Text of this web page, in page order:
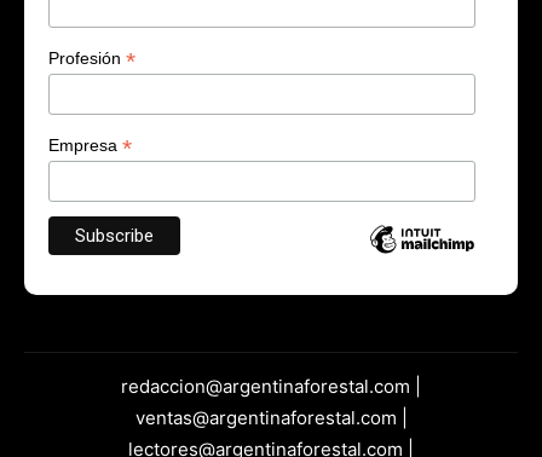
Profesión *
Empresa *
redaccion@argentinaforestal.com |
ventas@argentinaforestal.com |
lectores@argentinaforestal.com |